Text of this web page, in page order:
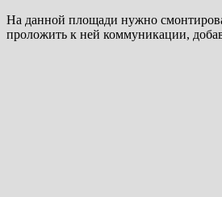
На данной площади нужно
проложить к ней коммуникации,